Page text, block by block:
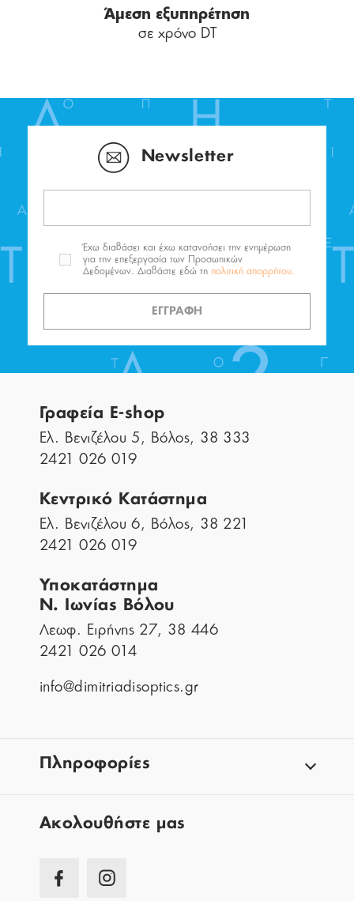
Άμεση εξυπηρέτηση
σε χρόνο DT
Newsletter
ΕΓΓΡΑΦΗ
Έχω διαβάσει και έχω κατανοήσει την ενημέρωση
για την επεξεργασία των Προσωπικών
Δεδομένων. Διαβάστε εδώ τη πολιτική απορρήτου.
Γραφεία E-shop
Ελ. Βενιζέλου 5, Βόλος, 38 333
2421 026 019
Κεντρικό Κατάστημα
Ελ. Βενιζέλου 6, Βόλος, 38 221
2421 026 019
Υποκατάστημα
Ν. Ιωνίας Βόλου
Λεωφ. Ειρήνης 27, 38 446
2421 026 014
info@dimitriadisoptics.gr
Πληροφορίες
Aκολουθήστε μας